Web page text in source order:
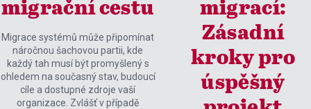
migrační cestu
Migrace systémů může připomínat
náročnou šachovou partii, kde
každý tah musí být promyšlený s
ohledem na současný stav, budoucí
cíle a dostupné zdroje vaší
organizace. Zvlášť v případě
migrací:
Zásadní
kroky pro
úspěšný